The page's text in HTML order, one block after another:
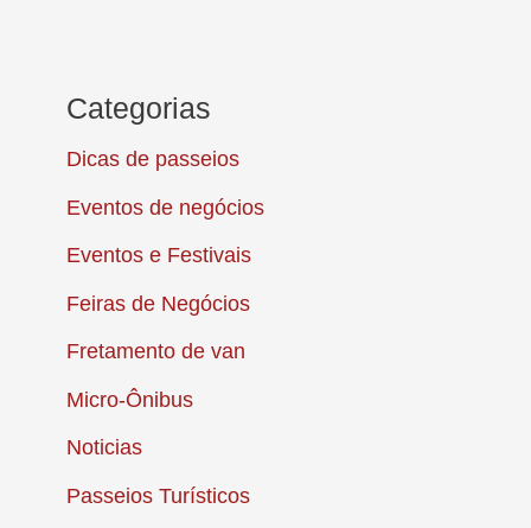
Categorias
Dicas de passeios
Eventos de negócios
Eventos e Festivais
Feiras de Negócios
Fretamento de van
Micro-Ônibus
Noticias
Passeios Turísticos